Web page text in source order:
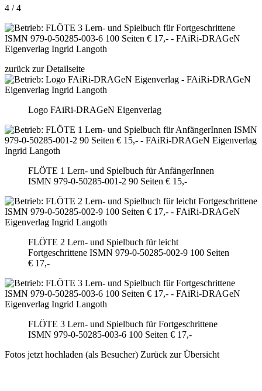
4 / 4
zurück zur Detailseite
Logo FAiRi-DRAGeN Eigenverlag
FLÖTE 1 Lern- und Spielbuch für AnfängerInnen
ISMN 979-0-50285-001-2 90 Seiten € 15,-
FLÖTE 2 Lern- und Spielbuch für leicht
Fortgeschrittene ISMN 979-0-50285-002-9 100 Seiten
€ 17,-
FLÖTE 3 Lern- und Spielbuch für Fortgeschrittene
ISMN 979-0-50285-003-6 100 Seiten € 17,-
Fotos jetzt hochladen (als Besucher) Zurück zur Übersicht